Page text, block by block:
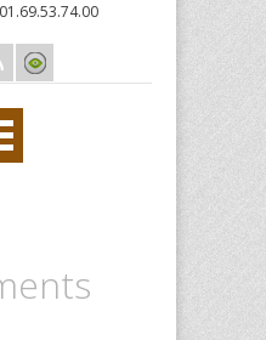
01.69.53.74.00